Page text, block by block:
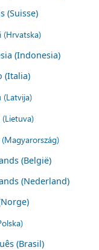
(Suisse)
(Hrvatska)
(Indonesia)
(Italia)
(Latvija)
(België)
(Nederland)
(Brasil)